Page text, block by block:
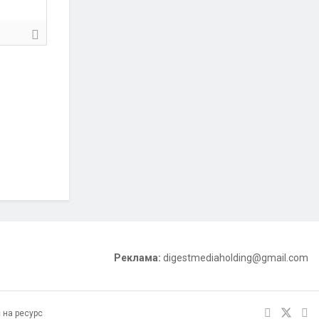
Реклама: digestmediaholding@gmail.com
на ресурс